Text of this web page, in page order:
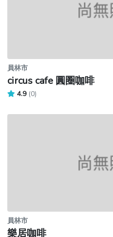
員林市
circus cafe 圓圈咖啡
4.9 (0)
員林市
樂居咖啡